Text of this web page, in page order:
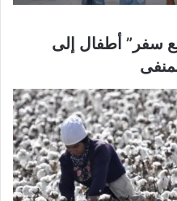
سفر” أطفال إلى